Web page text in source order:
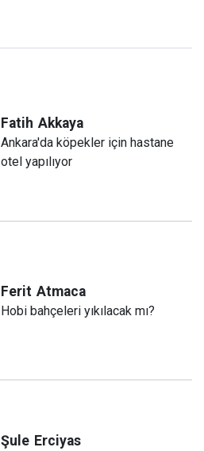
Fatih Akkaya
Ankara'da köpekler için hastane
otel yapılıyor
Ferit Atmaca
Hobi bahçeleri yıkılacak mı?
Şule Erciyas